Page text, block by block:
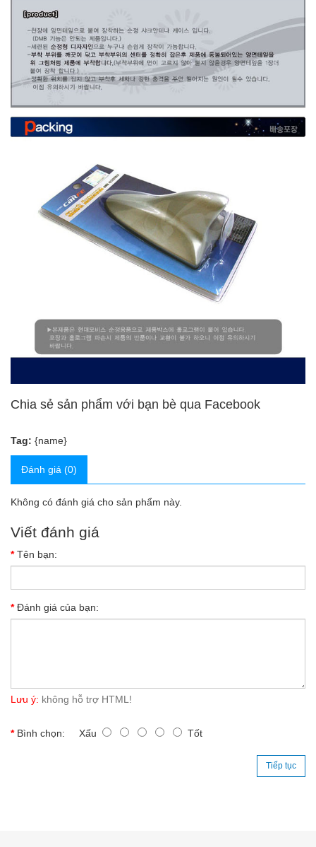
Chia sẻ sản phẩm với bạn bè qua Facebook
Tag: {name}
Đánh giá (0)
Không có đánh giá cho sản phẩm này.
Viết đánh giá
Tên bạn:
Đánh giá của bạn:
Lưu ý: không hỗ trợ HTML!
Bình chọn: Xấu Tốt
Tiếp tục